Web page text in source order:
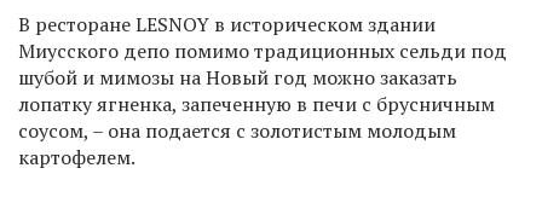
В ресторане LESNOY в историческом здании
Миусского депо помимо традиционных сельди под
шубой и мимозы на Новый год можно заказать
лопатку ягненка, запеченную в печи с брусничным
соусом, – она подается с золотистым молодым
картофелем.